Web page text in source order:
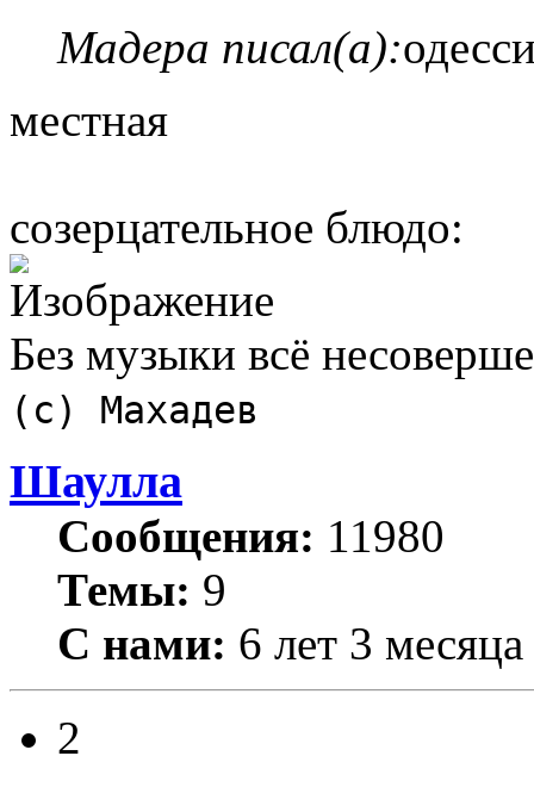
Мадера писал(а):
местная
созерцательное блюдо:
Без музыки всё
(с) Махадев
Шаулла
Сообщения: 11980
Темы: 9
С нами: 6 лет 3 месяца
2